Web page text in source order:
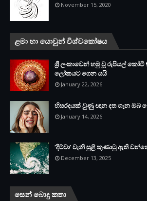
November 15, 2020
ළමා හා යොවුන් විශ්වකෝෂය
ශ්‍රී ලංකාවෙන් හමු වූ රුපියල්
ලෝකයට ගෙන යයි
January 22, 2026
හිසරදයක් වුණු ඥාන දත ගැන ඔබ
January 14, 2026
‘දිට්වා‘ වැනි සුළි කුණාටු ඇති
December 13, 2025
සෙන් බොදු කතා